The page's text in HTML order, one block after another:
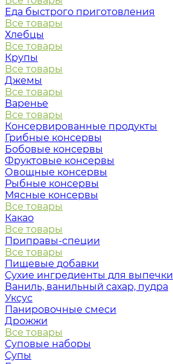
Еда быстрого приготовления
Все товары
Хлебцы
Все товары
Крупы
Все товары
Джемы
Все товары
Варенье
Все товары
Консервированные продукты
Грибные консервы
Бобовые консервы
Фруктовые консервы
Овощные консервы
Рыбные консервы
Мясные консервы
Все товары
Какао
Все товары
Приправы-специи
Все товары
Пищевые добавки
Сухие ингредиенты для выпечки
Ваниль, ванильный сахар, пудра
Уксус
Панировочные смеси
Дрожжи
Все товары
Суповые наборы
Супы